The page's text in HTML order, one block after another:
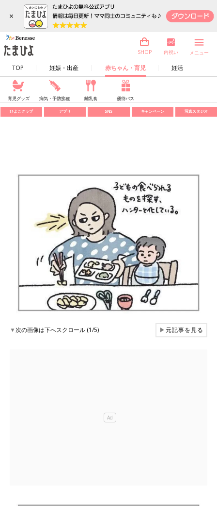
×
TOP 妊娠・出産 赤ちゃん・育児 妊活
SHOP 内祝い メニュー
育児グッズ 病気・予防接種 離乳食 優待パス
ひよこクラブ アプリ SNS キャンペーン 写真スタジオ
▼次の画像は下へスクロール (1/5) ▶元記事を見る